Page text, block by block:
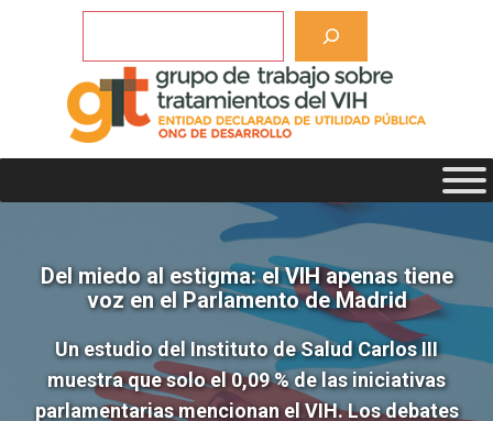
Del miedo al estigma: el VIH apenas tiene
voz en el Parlamento de Madrid
Un estudio del Instituto de Salud Carlos III
muestra que solo el 0,09 % de las iniciativas
parlamentarias mencionan el VIH. Los debates